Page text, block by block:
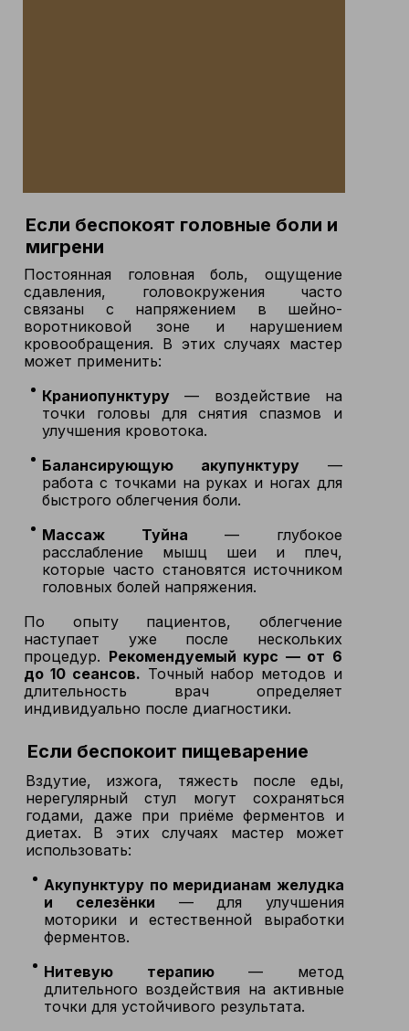
Вздутие, изжога, тяжесть после еды,
нерегулярный стул могут сохраняться
годами, даже при приёме ферментов и
диетах. В этих случаях мастер может
использовать:
Акупунктуру по меридианам желудка
и селезёнки — для улучшения
моторики и естественной выработки
ферментов.
Нитевую терапию— метод
длительного воздействия на активные
точки для устойчивого результата.
Постоянная головная боль, ощущение
сдавления, головокружения часто
связаны с напряжением в шейно-
воротниковой зоне и нарушением
кровообращения. В этих случаях мастер
может применить:
Краниопунктуру — воздействие на
точки головы для снятия спазмов и
улучшения кровотока.
Балансирующую акупунктуру —
работа с точками на руках и ногах для
быстрого облегчения боли.
Массаж Туйна — глубокое
расслабление мышц шеи и плеч,
которые часто становятся источником
головных болей напряжения.
По опыту пациентов, облегчение
наступает уже после нескольких
процедур. Рекомендуемый курс — от 6
до 10 сеансов. Точный набор методов и
длительность врач определяет
индивидуально после диагностики.
Если беспокоит пищеварение
Если беспокоят головные боли и
мигрени